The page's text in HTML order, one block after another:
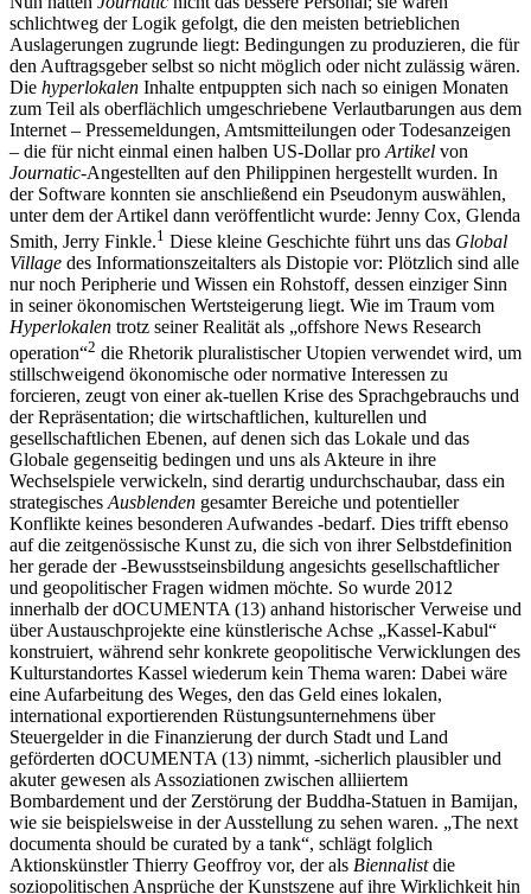
schlichtweg der Logik gefolgt, die den meisten betrieblichen
Auslagerungen zugrunde liegt: Bedingungen zu produzieren, die für
den Auftragsgeber selbst so nicht möglich oder nicht zulässig wären.
Die hyperlokalen Inhalte entpuppten sich nach so einigen Monaten
zum Teil als oberflächlich umgeschriebene Verlautbarungen aus dem
Internet – Pressemeldungen, Amtsmitteilungen oder Todesanzeigen
– die für nicht einmal einen halben US-Dollar pro Artikel von
Journatic-Angestellten auf den Philippinen hergestellt wurden. In
der Software konnten sie anschließend ein Pseudonym auswählen,
unter dem der Artikel dann veröffentlicht wurde: Jenny Cox, Glenda
Smith, Jerry Finkle.1 Diese kleine Geschichte führt uns das Global
Village des Informationszeitalters als Distopie vor: Plötzlich sind alle
nur noch Peripherie und Wissen ein Rohstoff, dessen einziger Sinn
in seiner ökonomischen Wertsteigerung liegt. Wie im Traum vom
Hyperlokalen trotz seiner Realität als „offshore News Research
operation“2 die Rhetorik pluralistischer Utopien verwendet wird, um
stillschweigend ökonomische oder normative Interessen zu
forcieren, zeugt von einer ak-tuellen Krise des Sprachgebrauchs und
der Repräsentation; die wirtschaftlichen, kulturellen und
gesellschaftlichen Ebenen, auf denen sich das Lokale und das
Globale gegenseitig bedingen und uns als Akteure in ihre
Wechselspiele verwickeln, sind derartig undurchschaubar, dass ein
strategisches Ausblenden gesamter Bereiche und potentieller
Konflikte keines besonderen Aufwandes -bedarf. Dies trifft ebenso
auf die zeitgenössische Kunst zu, die sich von ihrer Selbstdefinition
her gerade der -Bewusstseinsbildung angesichts gesellschaftlicher
und geopolitischer Fragen widmen möchte. So wurde 2012
innerhalb der dOCUMENTA (13) anhand historischer Verweise und
über Austauschprojekte eine künstlerische Achse „Kassel-Kabul“
konstruiert, während sehr konkrete geopolitische Verwicklungen des
Kulturstandortes Kassel wiederum kein Thema waren: Dabei wäre
eine Aufarbeitung des Weges, den das Geld eines lokalen,
international exportierenden Rüstungsunternehmens über
Steuergelder in die Finanzierung der durch Stadt und Land
geförderten dOCUMENTA (13) nimmt, -sicherlich plausibler und
akuter gewesen als Assoziationen zwischen alliiertem
Bombardement und der Zerstörung der Buddha-Statuen in Bamijan,
wie sie beispielsweise in der Ausstellung zu sehen waren. „The next
documenta should be curated by a tank“, schlägt folglich
Aktionskünstler Thierry Geoffroy vor, der als Biennalistdie
soziopolitischen Ansprüche der Kunstszene auf ihre Wirklichkeit hin